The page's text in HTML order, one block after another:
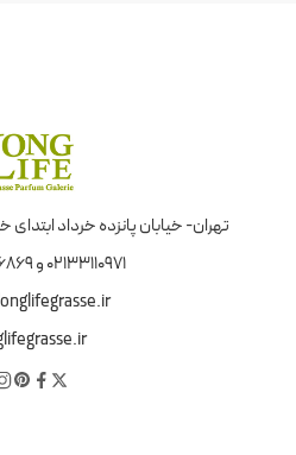
تهران- خیابان پانزده خرداد
02133110971 و 09368076869